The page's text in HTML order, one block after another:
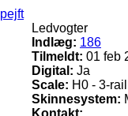
pejft
Ledvogter
Indlæg: 186
Tilmeldt: 01 feb
Digital: Ja
Scale: H0 - 3-rail
Skinnesystem:
Kontakt: